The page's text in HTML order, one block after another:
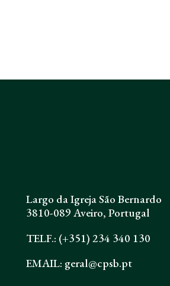
Largo da Igreja São Bernardo
3810-089 Aveiro, Portugal
TELF.: (+351) 234 340 130
EMAIL: geral@cpsb.pt